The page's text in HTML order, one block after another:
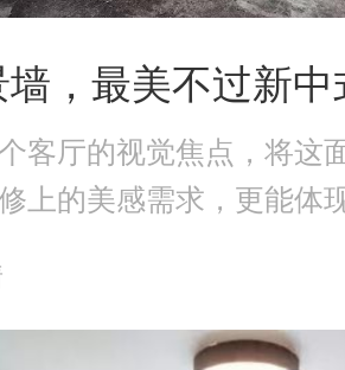
，最美不过新中
客厅的视觉焦点，将这
上的美感需求，更能体